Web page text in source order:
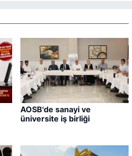
AOSB'de sanayi ve
üniversite iş birliği